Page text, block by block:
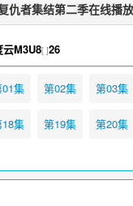
仇者集结第二季在线播放
云M3U8[ ]26
集 第02集 第03集
集 第19集 第20集